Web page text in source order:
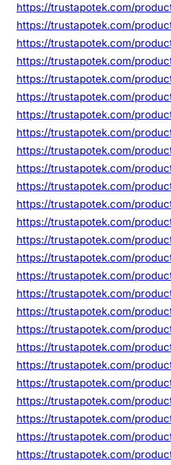
https://trustapotek.com/
https://trustapotek.com/
https://trustapotek.com/
https://trustapotek.com/
https://trustapotek.com/
https://trustapotek.com/
https://trustapotek.com/
https://trustapotek.com/
https://trustapotek.com/
https://trustapotek.com/
https://trustapotek.com/
https://trustapotek.com/
https://trustapotek.com/
https://trustapotek.com/
https://trustapotek.com/
https://trustapotek.com/
https://trustapotek.com/
https://trustapotek.com/
https://trustapotek.com/
https://trustapotek.com/
https://trustapotek.com/
https://trustapotek.com/
https://trustapotek.com/
https://trustapotek.com/
https://trustapotek.com/
https://trustapotek.com/